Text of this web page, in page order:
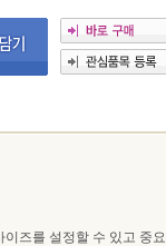
즈를 설정할 수 있고 중요